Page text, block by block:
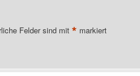
Felder sind mit * markiert